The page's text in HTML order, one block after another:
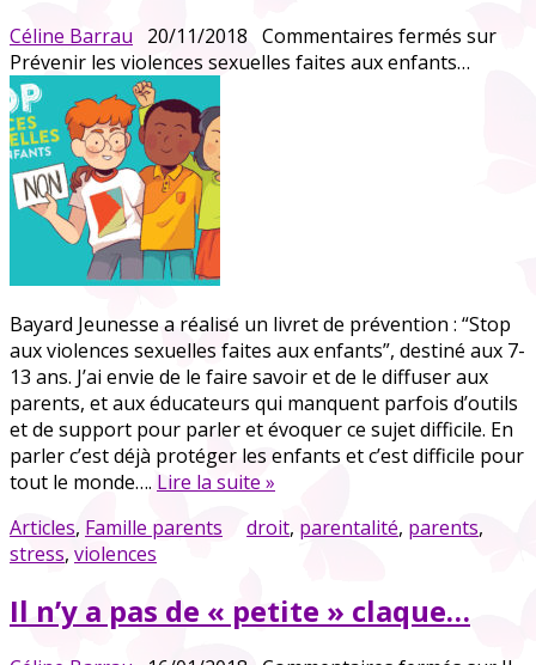
Céline Barrau 20/11/2018 Commentaires fermés sur
Prévenir les violences sexuelles faites aux enfants…
Bayard Jeunesse a réalisé un livret de prévention : “Stop
aux violences sexuelles faites aux enfants”, destiné aux 7-
13 ans. J’ai envie de le faire savoir et de le diffuser aux
parents, et aux éducateurs qui manquent parfois d’outils
et de support pour parler et évoquer ce sujet difficile. En
parler c’est déjà protéger les enfants et c’est difficile pour
tout le monde…. Lire la suite »
Articles, Famille parents droit, parentalité, parents,
stress, violences
Il n’y a pas de « petite » claque…